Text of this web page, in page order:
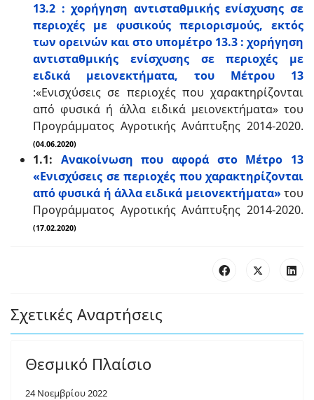
13.2 : χορήγηση αντισταθμικής ενίσχυσης σε
περιοχές με φυσικούς περιορισμούς, εκτός
των ορεινών και στο υπομέτρο 13.3 : χορήγηση
αντισταθμικής ενίσχυσης σε περιοχές με
ειδικά μειονεκτήματα, του Μέτρου 13
:«Ενισχύσεις σε περιοχές που χαρακτηρίζονται
από φυσικά ή άλλα ειδικά μειονεκτήματα» του
Προγράμματος Αγροτικής Ανάπτυξης 2014-2020.
(04.06.2020)
1.1: Ανακοίνωση που αφορά στο Μέτρο 13
«Ενισχύσεις σε περιοχές που χαρακτηρίζονται
από φυσικά ή άλλα ειδικά μειονεκτήματα»του
Προγράμματος Αγροτικής Ανάπτυξης 2014-2020.
(17.02.2020)
Σχετικές Αναρτήσεις
Θεσμικό Πλαίσιο
24 Νοεμβρίου 2022